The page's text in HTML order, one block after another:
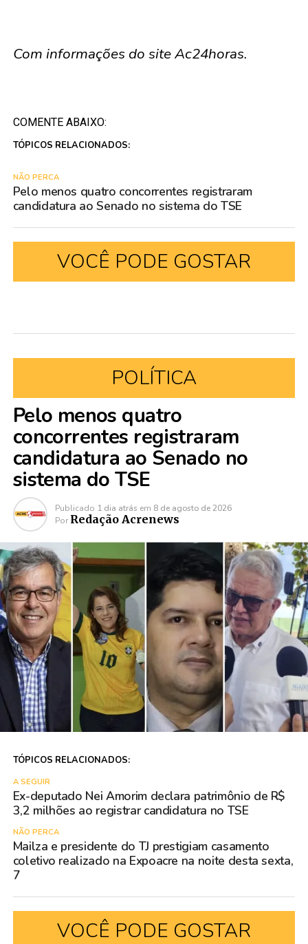
Com informações do site Ac24horas.
COMENTE ABAIXO:
TÓPICOS RELACIONADOS:
NÃO PERCA
Pelo menos quatro concorrentes registraram
candidatura ao Senado no sistema do TSE
VOCÊ PODE GOSTAR
POLÍTICA
Pelo menos quatro
concorrentes registraram
candidatura ao Senado no
sistema do TSE
Publicado 1 dia atrás em 8 de agosto de 2026
Por Redação Acrenews
TÓPICOS RELACIONADOS:
A SEGUIR
Ex-deputado Nei Amorim declara patrimônio de R$
3,2 milhões ao registrar candidatura no TSE
NÃO PERCA
Mailza e presidente do TJ prestigiam casamento
coletivo realizado na Expoacre na noite desta sexta,
7
VOCÊ PODE GOSTAR